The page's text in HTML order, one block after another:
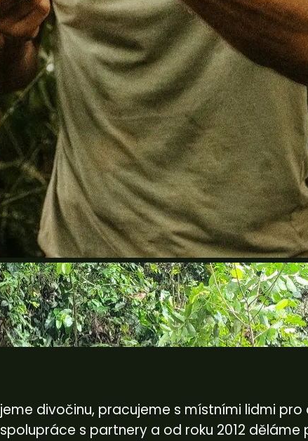
divočinu, pracujeme s místními lidmi pro
s partnery a od roku 2012 děláme